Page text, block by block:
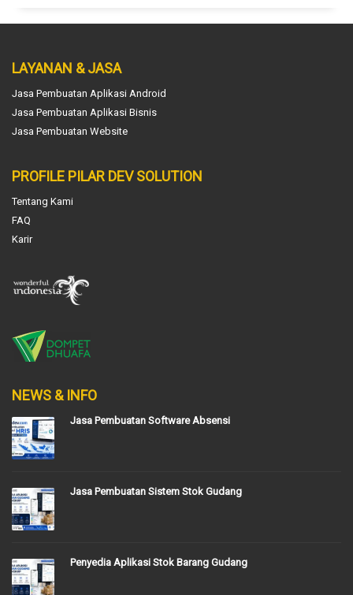
LAYANAN & JASA
Jasa Pembuatan Aplikasi Android
Jasa Pembuatan Aplikasi Bisnis
Jasa Pembuatan Website
PROFILE PILAR DEV SOLUTION
Tentang Kami
FAQ
Karir
NEWS & INFO
Jasa Pembuatan Software Absensi
Jasa Pembuatan Sistem Stok Gudang
Penyedia Aplikasi Stok Barang Gudang